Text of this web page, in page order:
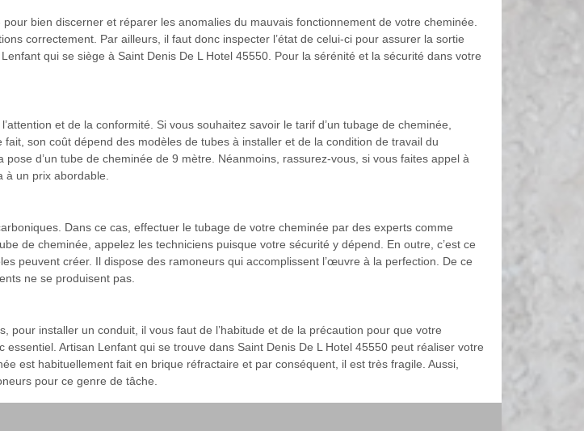
bien discerner et réparer les anomalies du mauvais fonctionnement de votre cheminée.
correctement. Par ailleurs, il faut donc inspecter l’état de celui-ci pour assurer la sortie
qui se siège à Saint Denis De L Hotel 45550. Pour la sérénité et la sécurité dans votre
et de la conformité. Si vous souhaitez savoir le tarif d’un tubage de cheminée,
son coût dépend des modèles de tubes à installer et de la condition de travail du
d’un tube de cheminée de 9 mètre. Néanmoins, rassurez-vous, si vous faites appel à
à un prix abordable.
Dans ce cas, effectuer le tubage de votre cheminée par des experts comme
de cheminée, appelez les techniciens puisque votre sécurité y dépend. En outre, c’est ce
peuvent créer. Il dispose des ramoneurs qui accomplissent l’œuvre à la perfection. De ce
ne se produisent pas.
pour installer un conduit, il vous faut de l’habitude et de la précaution pour que votre
Artisan Lenfant qui se trouve dans Saint Denis De L Hotel 45550 peut réaliser votre
est habituellement fait en brique réfractaire et par conséquent, il est très fragile. Aussi,
pour ce genre de tâche.